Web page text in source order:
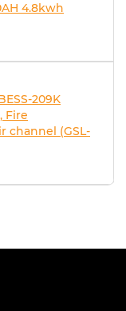
4.8kwh
209K
Fire
channel (GSL-